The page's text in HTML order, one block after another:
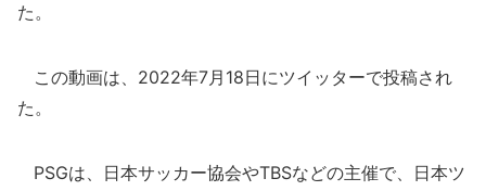
た。
この動画は、2022年7月18日にツイッターで投稿され
た。
PSGは、日本サッカー協会やTBSなどの主催で、日本ツ